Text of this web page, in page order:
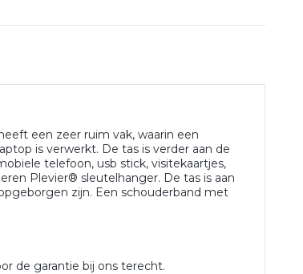
een zeer ruim vak, waarin een
is verwerkt. De tas is verder aan de
telefoon, usb stick, visitekaartjes,
Plevier® sleutelhanger. De tas is aan
zijn. Een schouderband met
de garantie bij ons terecht.